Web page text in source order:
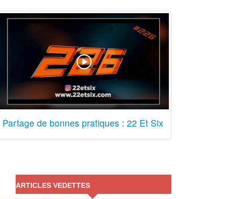
Partage de bonnes pratiques : 22 Et Six
ARTICLES VEDETTES